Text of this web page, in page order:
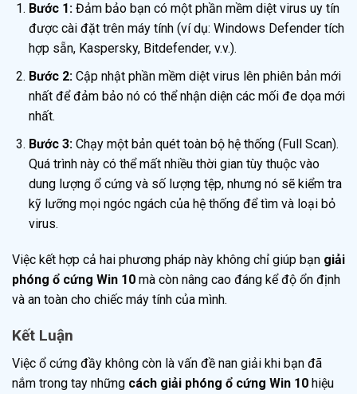
Bước 1:Đảm bảo bạn có một phần mềm diệt virus uy tín
được cài đặt trên máy tính (ví dụ: Windows Defender tích
hợp sẵn, Kaspersky, Bitdefender, v.v.).
Bước 2:Cập nhật phần mềm diệt virus lên phiên bản mới
nhất để đảm bảo nó có thể nhận diện các mối đe dọa mới
nhất.
Bước 3:Chạy một bản quét toàn bộ hệ thống (Full Scan).
Quá trình này có thể mất nhiều thời gian tùy thuộc vào
dung lượng ổ cứng và số lượng tệp, nhưng nó sẽ kiểm tra
kỹ lưỡng mọi ngóc ngách của hệ thống để tìm và loại bỏ
virus.
Việc kết hợp cả hai phương pháp này không chỉ giúp bạn giải
phóng ổ cứng Win 10 mà còn nâng cao đáng kể độ ổn định
và an toàn cho chiếc máy tính của mình.
Kết Luận
Việc ổ cứng đầy không còn là vấn đề nan giải khi bạn đã
nắm trong tay những cách giải phóng ổ cứng Win 10 hiệu